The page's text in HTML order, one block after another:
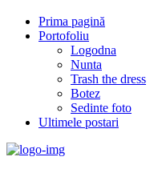
Prima pagină
Portofoliu
Logodna
Nunta
Trash the dress
Botez
Sedinte foto
Ultimele postari